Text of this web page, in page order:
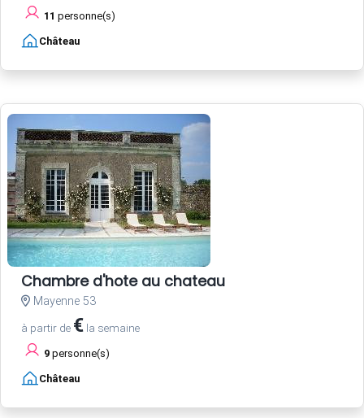
11 personne(s)
Château
Chambre d'hote au chateau
Mayenne 53
à partir de € la semaine
9 personne(s)
Château